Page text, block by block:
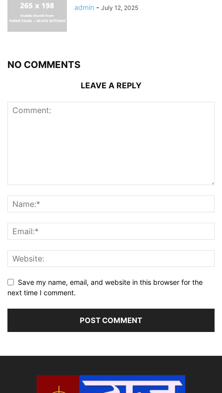
admin - July 12, 2025
NO COMMENTS
LEAVE A REPLY
Save my name, email, and website in this browser for the
next time I comment.